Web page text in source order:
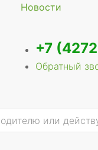
Новости
+7
Обратный